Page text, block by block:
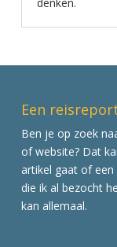
Een
Ben je op zoek
of website? Dat
artikel gaat of
die ik al bezocht
kan allemaal.